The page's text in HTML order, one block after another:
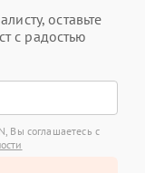
оставьте
с радостью
Вы соглашаетесь с